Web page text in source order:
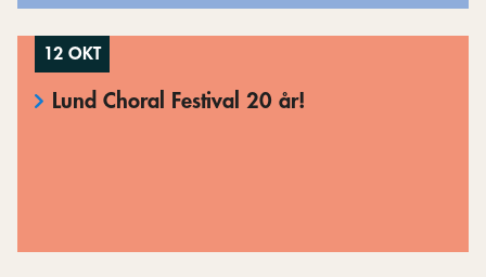
12 OKT
Lund Choral Festival 20 år!